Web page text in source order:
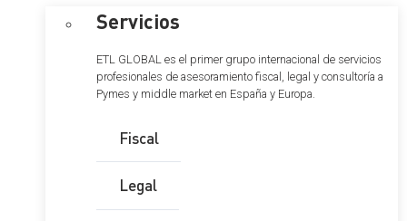
Servicios
ETL GLOBAL es el primer grupo internacional de servicios
profesionales de asesoramiento fiscal, legal y consultoría a
Pymes y middle market en España y Europa.
Fiscal
Legal